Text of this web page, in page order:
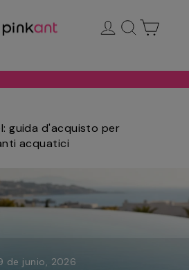
Ingresar
Buscar
guida d'acquisto per
acquatici
de junio, 2026